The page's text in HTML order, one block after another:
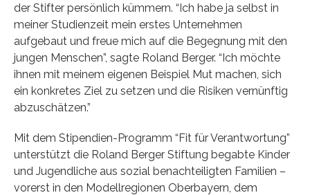
der Stifter persönlich kümmern. “Ich habe ja selbst in
meiner Studienzeit mein erstes Unternehmen
aufgebaut und freue mich auf die Begegnung mit den
jungen Menschen”, sagte Roland Berger. “Ich möchte
ihnen mit meinem eigenen Beispiel Mut machen, sich
ein konkretes Ziel zu setzen und die Risiken vernünftig
abzuschätzen.”
Mit dem Stipendien-Programm “Fit für Verantwortung”
unterstützt die Roland Berger Stiftung begabte Kinder
und Jugendliche aus sozial benachteiligten Familien –
vorerst in den Modellregionen Oberbayern, dem